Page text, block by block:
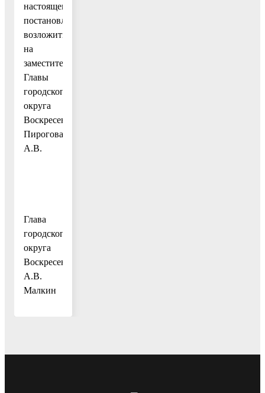
настоящего
постановления
возложить
на
заместителя
Главы
городского
округа
Воскресенск
Пирогова
А.В.
Глава
городского
округа
Воскресенск
А.В.
Малкин